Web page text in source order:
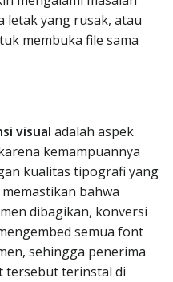
letak yang rusak, atau
membuka file sama
visual adalah aspek
kemampuannya
kualitas tipografi yang
bahwa
dibagikan, konversi
semua font
sehingga penerima
tersebut terinstal di